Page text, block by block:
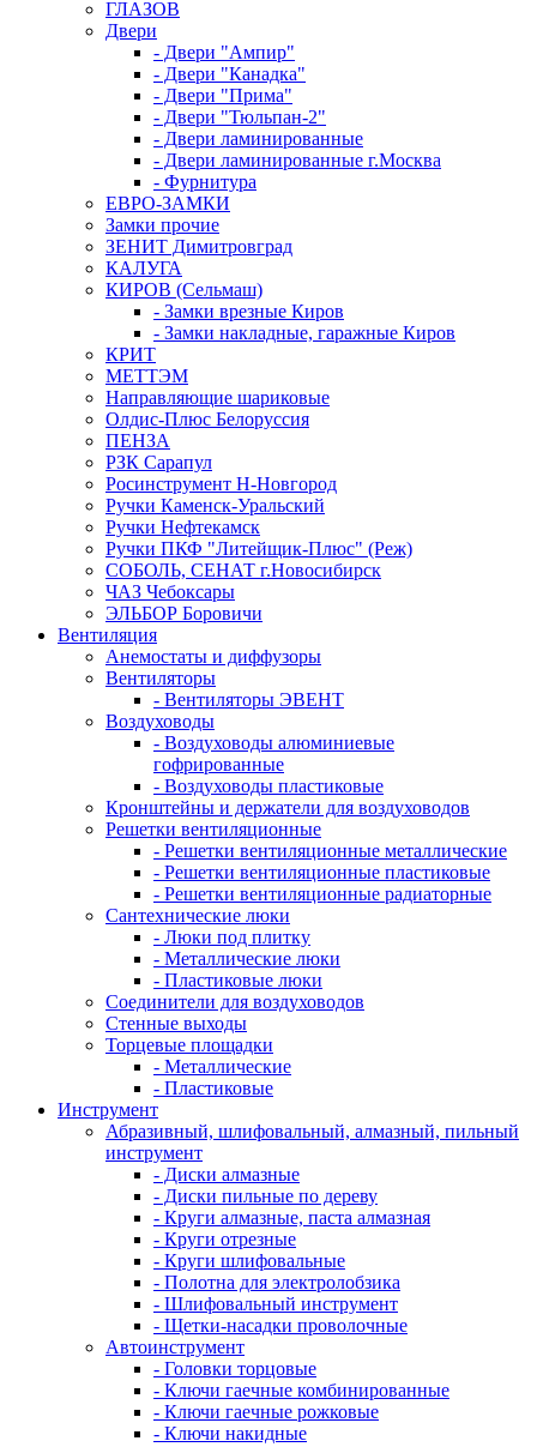
ГЛАЗОВ
Двери
- Двери "Ампир"
- Двери "Канадка"
- Двери "Прима"
- Двери "Тюльпан-2"
- Двери ламинированные
- Двери ламинированные г.Москва
- Фурнитура
ЕВРО-ЗАМКИ
Замки прочие
ЗЕНИТ Димитровград
КАЛУГА
КИРОВ (Сельмаш)
- Замки врезные Киров
- Замки накладные, гаражные Киров
КРИТ
МЕТТЭМ
Направляющие шариковые
Олдис-Плюс Белоруссия
ПЕНЗА
РЗК Сарапул
Росинструмент Н-Новгород
Ручки Каменск-Уральский
Ручки Нефтекамск
Ручки ПКФ "Литейщик-Плюс" (Реж)
СОБОЛЬ, СЕНАТ г.Новосибирск
ЧАЗ Чебоксары
ЭЛЬБОР Боровичи
Вентиляция
Анемостаты и диффузоры
Вентиляторы
- Вентиляторы ЭВЕНТ
Воздуховоды
- Воздуховоды алюминиевые
гофрированные
- Воздуховоды пластиковые
Кронштейны и держатели для воздуховодов
Решетки вентиляционные
- Решетки вентиляционные металлические
- Решетки вентиляционные пластиковые
- Решетки вентиляционные радиаторные
Сантехнические люки
- Люки под плитку
- Металлические люки
- Пластиковые люки
Соединители для воздуховодов
Стенные выходы
Торцевые площадки
- Металлические
- Пластиковые
Инструмент
Абразивный, шлифовальный, алмазный, пильный
инструмент
- Диски алмазные
- Диски пильные по дереву
- Круги алмазные, паста алмазная
- Круги отрезные
- Круги шлифовальные
- Полотна для электролобзика
- Шлифовальный инструмент
- Щетки-насадки проволочные
Автоинструмент
- Головки торцовые
- Ключи гаечные комбинированные
- Ключи гаечные рожковые
- Ключи накидные